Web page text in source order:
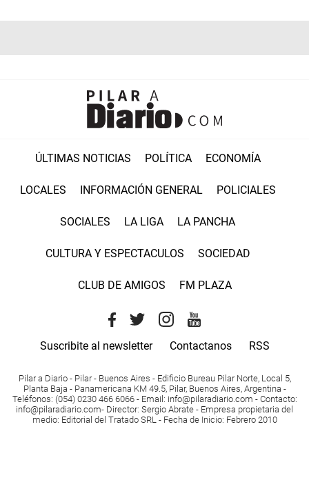
ÚLTIMAS NOTICIAS POLÍTICA ECONOMÍA
LOCALES INFORMACIÓN GENERAL POLICIALES
SOCIALES LA LIGA LA PANCHA
CULTURA Y ESPECTACULOS SOCIEDAD
CLUB DE AMIGOS FM PLAZA
Suscribite al newsletter Contactanos RSS
Pilar a Diario - Pilar - Buenos Aires - Edificio Bureau Pilar Norte, Local 5,
Planta Baja - Panamericana KM 49.5, Pilar, Buenos Aires, Argentina -
Teléfonos: (054) 0230 466 6066 - Email : info@pilaradiario.com - Contacto:
info@pilaradiario.com- Director: Sergio Abrate - Empresa propietaria del
medio: Editorial del Tratado SRL - Fecha de Inicio: Febrero 2010